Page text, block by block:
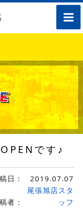
toggle
です♪
日： 2019.07.07
者：
尾張旭店スタ
ッフ